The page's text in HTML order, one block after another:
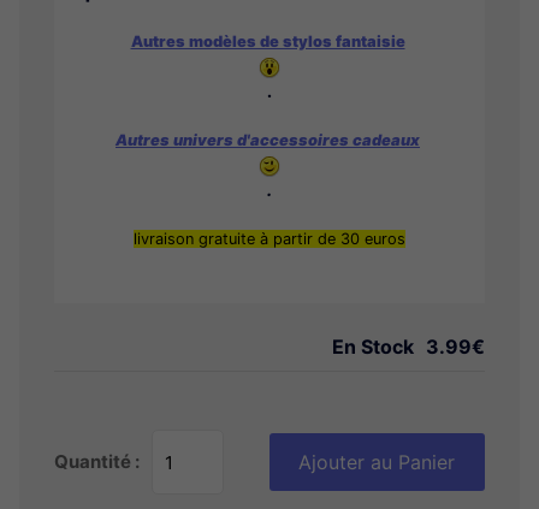
Autres modèles de stylos fantaisie
.
Autres univers d'accessoires cadeaux
.
livraison gratuite à partir de 30 euros
En Stock 3.99€
Quantité : Ajouter au Panier